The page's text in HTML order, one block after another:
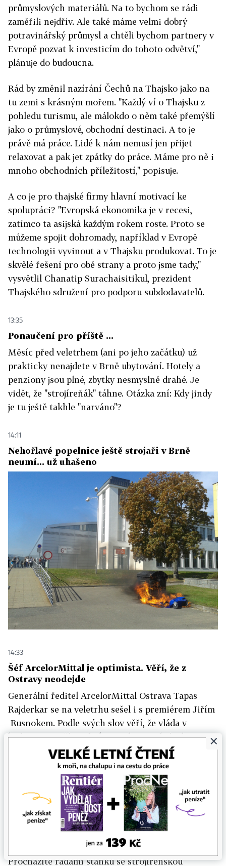
průmyslových materiálů. Na to bychom se rádi
zaměřili nejdřív. Ale také máme velmi dobrý
potravinářský průmysl a chtěli bychom partnery v
Evropě pozvat k investicím do tohoto odvětví,"
plánuje do budoucna.
Rád by změnil nazírání Čechů na Thajsko jako na
tu zemi s krásným mořem. "Každý ví o Thajsku z
pohledu turismu, ale málokdo o něm také přemýšlí
jako o průmyslové, obchodní destinaci. A to je
právě má práce. Lidé k nám nemusí jen přijet
relaxovat a pak jet zpátky do práce. Máme pro ně i
mnoho obchodních příležitostí," popisuje.
A co je pro thajské firmy hlavní motivací ke
spolupráci? "Evropská ekonomika je v recesi,
zatímco ta asijská každým rokem roste. Proto se
můžeme spojit dohromady, například v Evropě
technologii vyvinout a v Thajsku produkovat. To je
skvělé řešení pro obě strany a proto jsme tady,"
vysvětlil Chanatip Surachaisitikul, prezident
Thajského sdružení pro podporu subdodavatelů.
13:35
Ponaučení pro příště ...
Měsíc před veletrhem (ani po jeho začátku) už
prakticky nenajdete v Brně ubytování. Hotely a
penziony jsou plné, zbytky nesmyslně drahé. Je
vidět, že "strojíreňák" táhne. Otázka zní: Kdy jindy
je tu ještě takhle "narváno"?
14:11
Nehořlavé popelnice ještě strojaři v Brně
neumí... už uhašeno
14:33
Šéf ArcelorMittal je optimista. Věří, že z
Ostravy neodejde
Generální ředitel ArcelorMittal Ostrava Tapas
Rajderkar se na veletrhu sešel i s premiérem Jiřím
Rusnokem. Podle svých slov věří, že vláda v
budoucnu zruší poplatky na obnovitelné zdroje
energií pro samovýrobce a jeho spoečnosti tak
ušetří 600 milionů korun ročně.
Rozhovor čtěteZDE.
Je libo jablko? Netradičně pojatý stánek
prezentuje firma zabývající se přepravou
Procházíte řadami stánků se strojírenskou
×